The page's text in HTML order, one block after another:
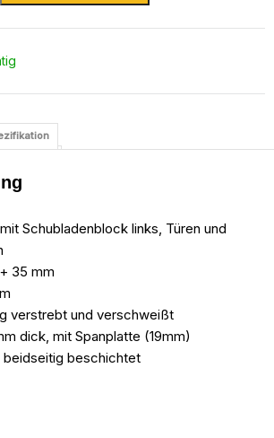
Schubladenblock links, Türen und
35 mm
verstrebt und verschweißt
dick, mit Spanplatte (19mm)
beschichtet